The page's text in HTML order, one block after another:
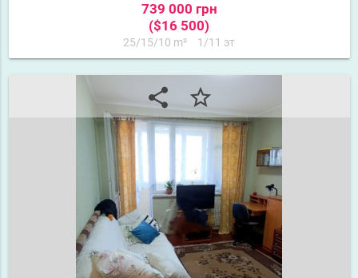
739 000 грн
($16 500)
25/15/10 m² 1/11 эт
share star_border